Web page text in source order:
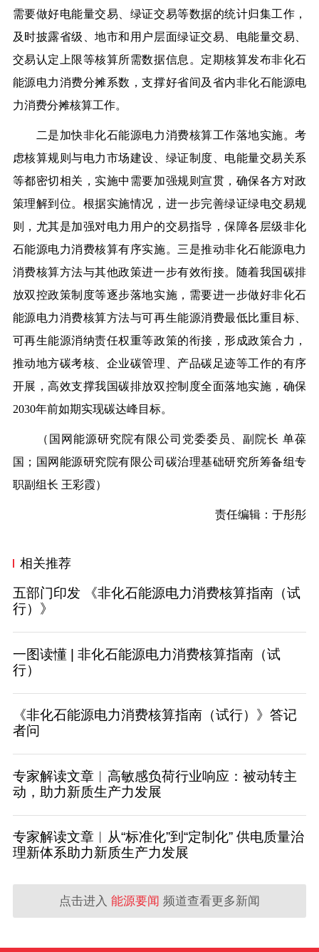
需要做好电能量交易、绿证交易等数据的统计归集工作，
及时披露省级、地市和用户层面绿证交易、电能量交易、
交易认定上限等核算所需数据信息。定期核算发布非化石
能源电力消费分摊系数，支撑好省间及省内非化石能源电
力消费分摊核算工作。
二是加快非化石能源电力消费核算工作落地实施。考
虑核算规则与电力市场建设、绿证制度、电能量交易关系
等都密切相关，实施中需要加强规则宣贯，确保各方对政
策理解到位。根据实施情况，进一步完善绿证绿电交易规
则，尤其是加强对电力用户的交易指导，保障各层级非化
石能源电力消费核算有序实施。三是推动非化石能源电力
消费核算方法与其他政策进一步有效衔接。随着我国碳排
放双控政策制度等逐步落地实施，需要进一步做好非化石
能源电力消费核算方法与可再生能源消费最低比重目标、
可再生能源消纳责任权重等政策的衔接，形成政策合力，
推动地方碳考核、企业碳管理、产品碳足迹等工作的有序
开展，高效支撑我国碳排放双控制度全面落地实施，确保
2030年前如期实现碳达峰目标。
（ 国网能源研究院有限公司党委委员、副院长单葆
国；国网能源研究院有限公司碳治理基础研究所筹备组专
职副组长 王彩霞）
责任编辑：于彤彤
相关推荐
五部门印发 《非化石能源电力消费核算指南（试
行）》
一图读懂 | 非化石能源电力消费核算指南（试
行）
《非化石能源电力消费核算指南（试行）》答记
者问
专家解读文章︱高敏感负荷行业响应：被动转主
动，助力新质生产力发展
专家解读文章︱从“标准化”到“定制化” 供电质量治
理新体系助力新质生产力发展
点击进入 能源要闻 频道查看更多新闻